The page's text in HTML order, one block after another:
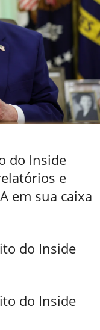
do Inside
e
em sua caixa
do Inside
do Inside